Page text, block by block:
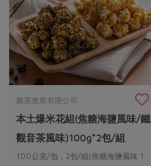
舞茶實業有限公司
本土爆米花組(焦糖海鹽風味/鐵
觀音茶風味)100g*2包/組
100公克/包，2包/組(焦糖海鹽風味 1